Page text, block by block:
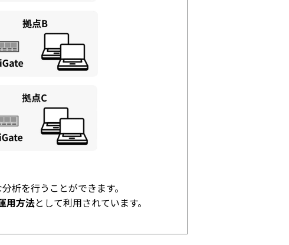
析を行うことができます。
用方法として利用されています。